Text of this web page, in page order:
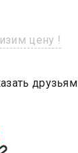
цену !
друзьям